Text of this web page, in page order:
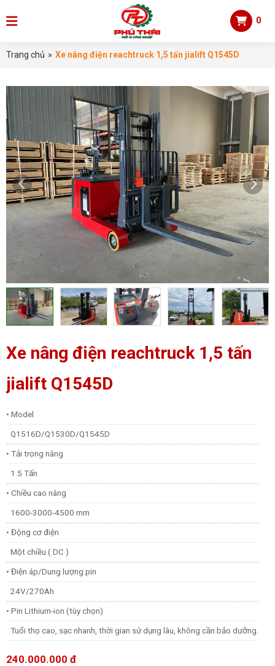
0
Trang chủ » Xe nâng điện reachtruck 1,5 tấn jialift Q1545D
Xe nâng điện reachtruck 1,5 tấn
jialift Q1545D
• Model
Q1516D/Q1530D/Q1545D
• Tải trọng nâng
1.5 Tấn
• Chiều cao nâng
1600-3000-4500 mm
• Động cơ điện
Một chiều ( DC )
• Điện áp/Dung lượng pin
24V/270Ah
• Pin Lithium-ion (tùy chọn)
Tuổi thọ cao, sạc nhanh, thời gian sử dụng lâu, không cần bảo dưỡng.
240.000.000 đ